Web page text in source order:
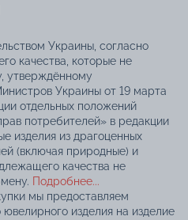
Украины, согласно
качества, которые не
утверждённому
Украины от 19 марта
отдельных положений
потребителей» в редакции
изделия из драгоценных
(включая природные) и
качества не
Подробнее...
мы предоставляем
изделия на изделие